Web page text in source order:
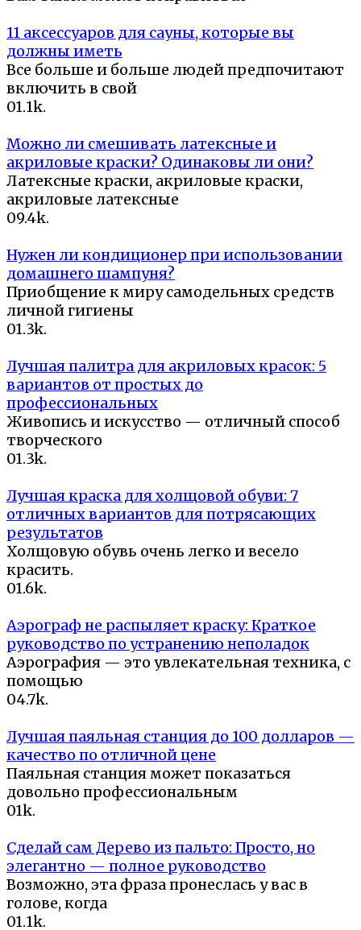
11 аксессуаров для сауны, которые вы
должны иметь
Все больше и больше людей предпочитают
включить в свой
01.1k.
Можно ли смешивать латексные и
акриловые краски? Одинаковы ли они?
Латексные краски, акриловые краски,
акриловые латексные
09.4k.
Нужен ли кондиционер при использовании
домашнего шампуня?
Приобщение к миру самодельных средств
личной гигиены
01.3k.
Лучшая палитра для акриловых красок: 5
вариантов от простых до
профессиональных
Живопись и искусство — отличный способ
творческого
01.3k.
Лучшая краска для холщовой обуви: 7
отличных вариантов для потрясающих
результатов
Холщовую обувь очень легко и весело
красить.
01.6k.
Аэрограф не распыляет краску: Краткое
руководство по устранению неполадок
Аэрография — это увлекательная техника, с
помощью
04.7k.
Лучшая паяльная станция до 100 долларов —
качество по отличной цене
Паяльная станция может показаться
довольно профессиональным
01k.
Сделай сам Дерево из пальто: Просто, но
элегантно — полное руководство
Возможно, эта фраза пронеслась у вас в
голове, когда
01.1k.